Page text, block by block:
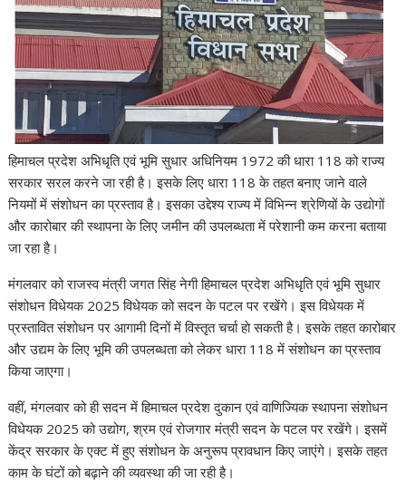
हिमाचल प्रदेश अभिधृति एवं भूमि सुधार अधिनियम 1972 की धारा 118 को राज्य
सरकार सरल करने जा रही है। इसके लिए धारा 118 के तहत बनाए जाने वाले
नियमों में संशोधन का प्रस्ताव है। इसका उद्देश्य राज्य में विभिन्न श्रेणियों के उद्योगों
और कारोबार की स्थापना के लिए जमीन की उपलब्धता में परेशानी कम करना बताया
जा रहा है।
मंगलवार को राजस्व मंत्री जगत सिंह नेगी हिमाचल प्रदेश अभिधृति एवं भूमि सुधार
संशोधन विधेयक 2025 विधेयक को सदन के पटल पर रखेंगे। इस विधेयक में
प्रस्तावित संशोधन पर आगामी दिनों में विस्तृत चर्चा हाे सकती है। इसके तहत कारोबार
और उद्यम के लिए भूमि की उपलब्धता को लेकर धारा 118 में संशोधन का प्रस्ताव
किया जाएगा।
वहीं, मंगलवार को ही सदन में हिमाचल प्रदेश दुकान एवं वाणिज्यिक स्थापना संशोधन
विधेयक 2025 को उद्योग, श्रम एवं रोजगार मंत्री सदन के पटल पर रखेंगे। इसमें
केंद्र सरकार के एक्ट में हुए संशोधन के अनुरूप प्रावधान किए जाएंगे। इसके तहत
काम के घंटों को बढ़ाने की व्यवस्था की जा रही है।